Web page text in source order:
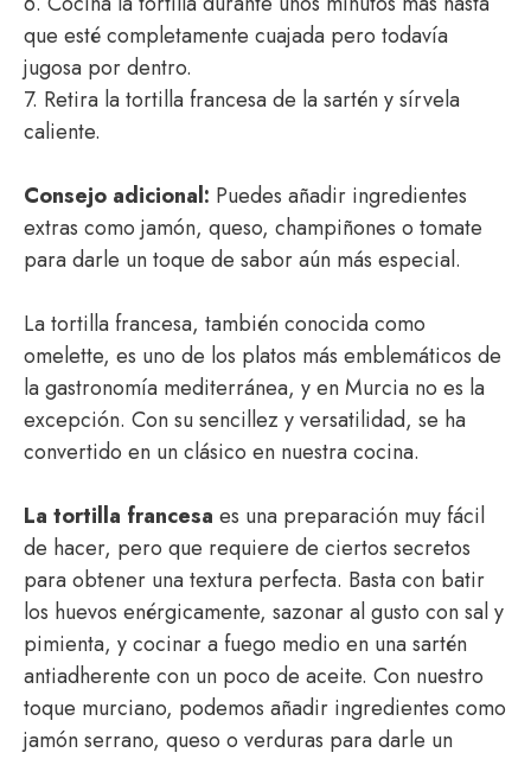
que esté completamente cuajada pero todavía
jugosa por dentro.
7. Retira la tortilla francesa de la sartén y sírvela
caliente.
Consejo adicional: Puedes añadir ingredientes
extras como jamón, queso, champiñones o tomate
para darle un toque de sabor aún más especial.
La tortilla francesa, también conocida como
omelette, es uno de los platos más emblemáticos de
la gastronomía mediterránea, y en Murcia no es la
excepción. Con su sencillez y versatilidad, se ha
convertido en un clásico en nuestra cocina.
La tortilla francesa es una preparación muy fácil
de hacer, pero que requiere de ciertos secretos
para obtener una textura perfecta. Basta con batir
los huevos enérgicamente, sazonar al gusto con sal y
pimienta, y cocinar a fuego medio en una sartén
antiadherente con un poco de aceite. Con nuestro
toque murciano, podemos añadir ingredientes como
jamón serrano, queso o verduras para darle un